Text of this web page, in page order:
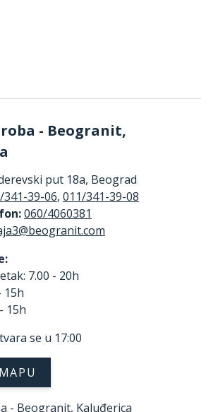
- Beogranit,
put 18a, Beograd
341-39-06, 011/341-39-08
060/4060381
7.00 - 20h
15h
15h
se u 17:00